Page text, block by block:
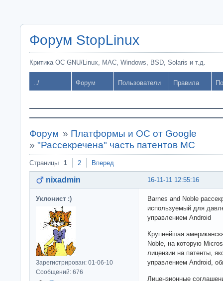
Форум StopLinux
Критика ОС GNU/Linux, MAC, Windows, BSD, Solaris и т.д.
../ Форум Пользователи Правила
Форум » Платформы и ОС от Google
» "Рассекречена" часть патентов МС
Страницы 1 2 Вперед
16-11-11 12:55:16
nixadmin
Уклонист :)
Зарегистрирован: 01-06-10
Сообщений: 676
Barnes and Noble
используемый для
управлением Android
Крупнейшая
Noble, на которую
лицензии на патенты,
управлением Android,
Лицензионные